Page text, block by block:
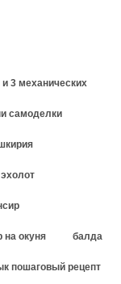
3 механических
самоделки
на окуня балда
пошаговый рецепт